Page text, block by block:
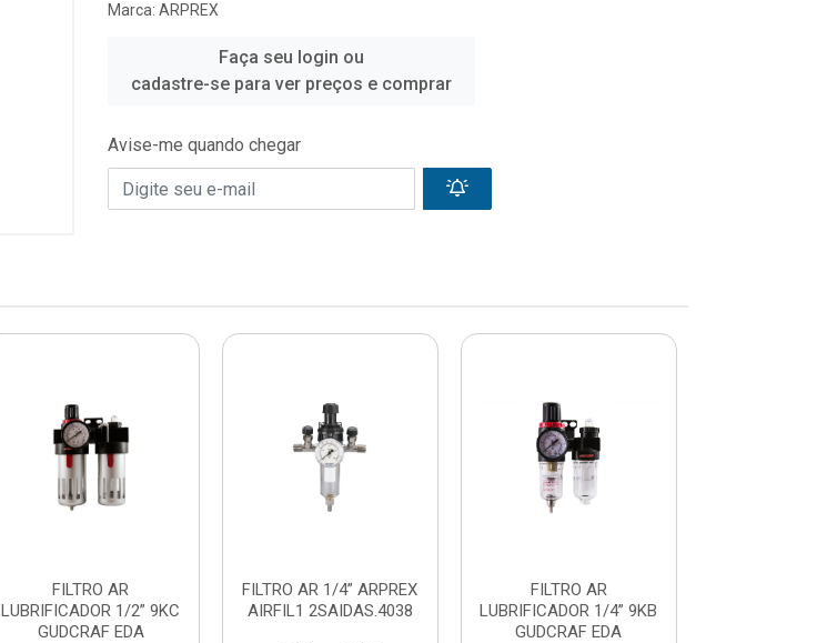
Marca: ARPREX
Faça seu login ou
cadastre-se para ver preços e comprar
Avise-me quando chegar
FILTRO AR
LUBRIFICADOR 1/2” 9KC
GUDCRAF EDA
FILTRO AR 1/4” ARPREX
AIRFIL1 2SAIDAS.4038
FILTRO AR
LUBRIFICADOR 1/4” 9KB
GUDCRAF EDA